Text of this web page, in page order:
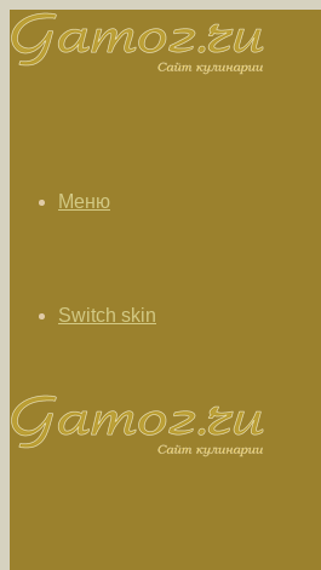
Меню
Switch skin